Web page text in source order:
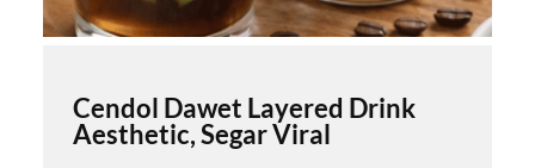
Cendol Dawet Layered Drink
Aesthetic, Segar Viral